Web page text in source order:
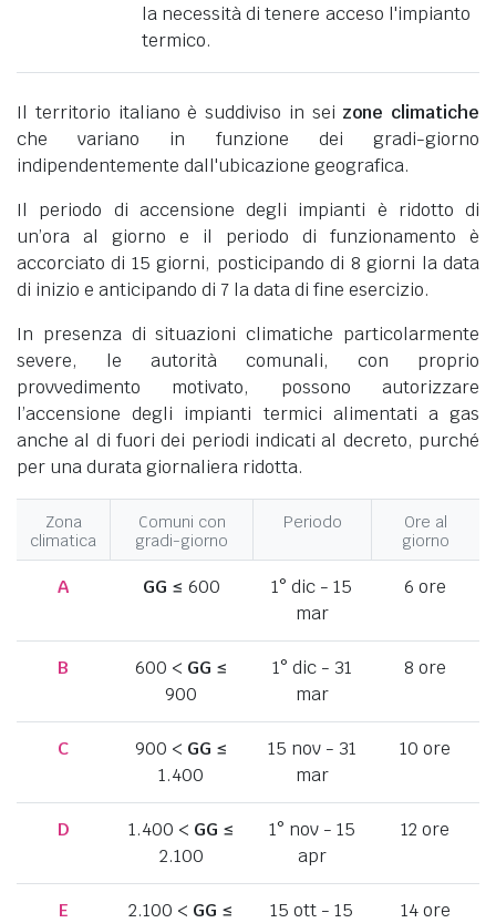
la necessità di tenere acceso l'impianto
termico.
Il territorio italiano è suddiviso in sei zone climatiche
che variano in funzione dei gradi-giorno
indipendentemente dall'ubicazione geografica.
Il periodo di accensione degli impianti è ridotto di
un’ora al giorno e il periodo di funzionamento è
accorciato di 15 giorni, posticipando di 8 giorni la data
di inizio e anticipando di 7 la data di fine esercizio.
In presenza di situazioni climatiche particolarmente
severe, le autorità comunali, con proprio
provvedimento motivato, possono autorizzare
l’accensione degli impianti termici alimentati a gas
anche al di fuori dei periodi indicati al decreto, purché
per una durata giornaliera ridotta.
Zona
climatica
Comuni con
gradi-giorno
Periodo
Ore al
giorno
A GG ≤ 600
1° dic - 15
mar
6 ore
B 600 < GG ≤
900
1° dic - 31
mar
8 ore
C 900 < GG ≤
1.400
15 nov - 31
mar
10 ore
D 1.400 < GG ≤
2.100
1° nov - 15
apr
12 ore
E 2.100 < GG ≤
15 ott - 15
14 ore